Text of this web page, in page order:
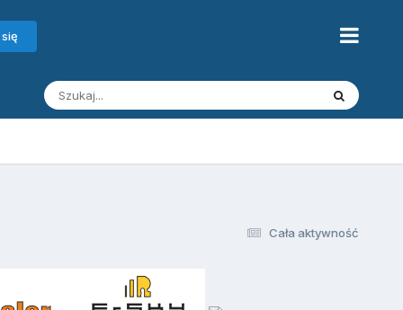
Cała aktywność